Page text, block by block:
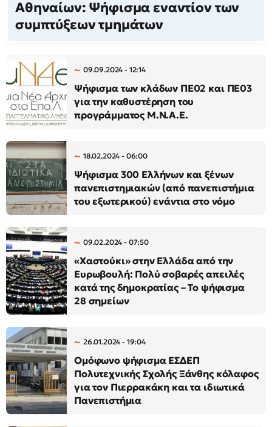
Αθηναίων: Ψήφισμα εναντίον των
συμπτύξεων τμημάτων
09.09.2024 - 12:14
Ψήφισμα των κλάδων ΠΕ02 και ΠΕ03
για την καθυστέρηση του
προγράμματος Μ.Ν.Α.Ε.
18.02.2024 - 06:00
Ψήφισμα 300 Ελλήνων και ξένων
πανεπιστημιακών (από πανεπιστήμια
του εξωτερικού) ενάντια στο νόμο
09.02.2024 - 07:50
«Χαστούκι» στην Ελλάδα από την
Ευρωβουλή: Πολύ σοβαρές απειλές
κατά της δημοκρατίας – Το ψήφισμα
28 σημείων
26.01.2024 - 19:04
Ομόφωνο ψήφισμα ΕΣΔΕΠ
Πολυτεχνικής Σχολής Ξάνθης κόλαφος
για τον Πιερρακάκη και τα ιδιωτικά
Πανεπιστήμια